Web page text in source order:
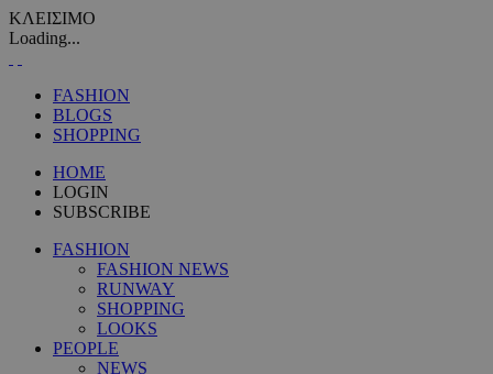
ΚΛΕΙΣΙΜΟ
Loading...
FASHION
BLOGS
SHOPPING
HOME
LOGIN
SUBSCRIBE
FASHION
FASHION NEWS
RUNWAY
SHOPPING
LOOKS
PEOPLE
NEWS